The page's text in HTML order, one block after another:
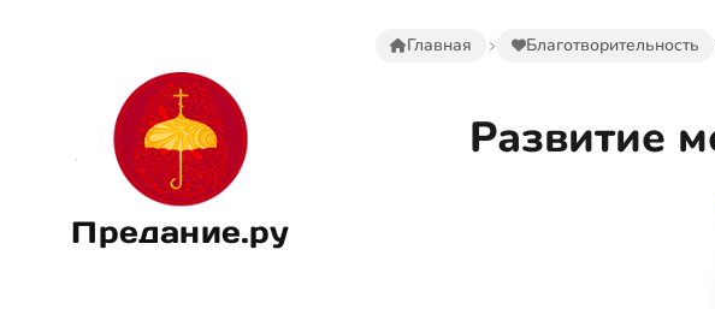
Предание.ру
Главная Благотворительность
Развитие